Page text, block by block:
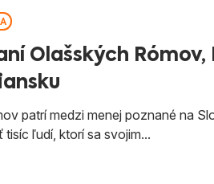
Olašských
patrí medzi menej poznané na
ľudí, ktorí sa svojim...